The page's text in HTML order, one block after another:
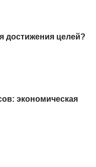
достижения целей?
экономическая